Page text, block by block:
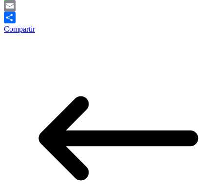
WhatsApp
Email
Compartir